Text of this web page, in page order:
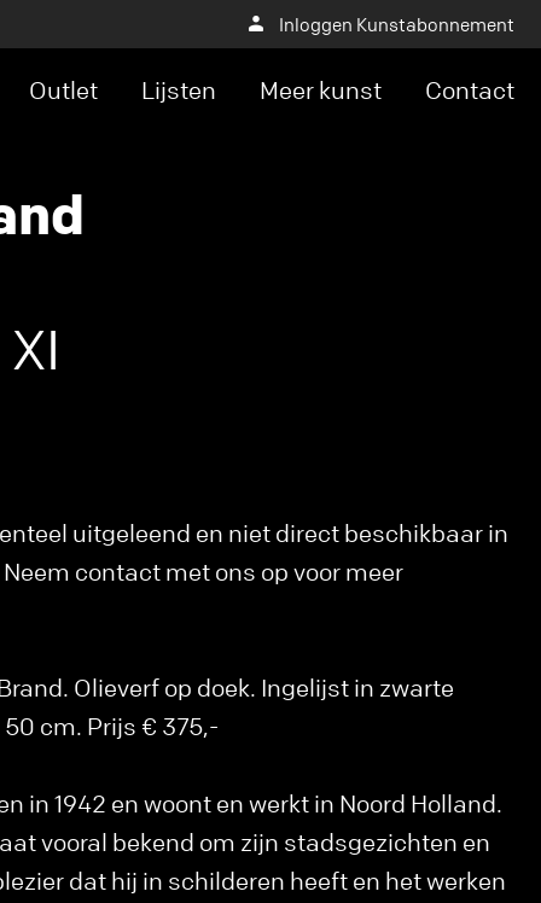
Inloggen Kunstabonnement
Outlet Lijsten Meer kunst Contact
uitgeleend en niet direct beschikbaar in
contact met ons op voor meer
Olieverf op doek. Ingelijst in zwarte
cm. Prijs € 375,-
in 1942 en woont en werkt in Noord Holland.
vooral bekend om zijn stadsgezichten en
dat hij in schilderen heeft en het werken